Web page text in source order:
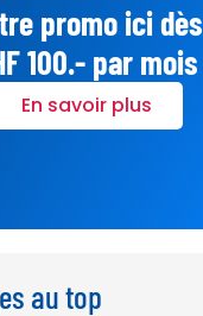
promo ici dès
100.- par mois
En savoir plus
au top